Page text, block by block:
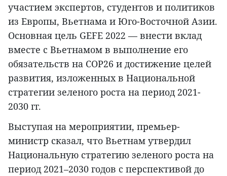
участием экспертов, студентов и политиков
из Европы, Вьетнама и Юго-Восточной Азии.
Основная цель GEFE 2022 — внести вклад
вместе с Вьетнамом в выполнение его
обязательств на COP26 и достижение целей
развития, изложенных в Национальной
стратегии зеленого роста на период 2021-
2030 гг.
Выступая на мероприятии, премьер-
министр сказал, что Вьетнам утвердил
Национальную стратегию зеленого роста на
период 2021–2030 годов с перспективой до